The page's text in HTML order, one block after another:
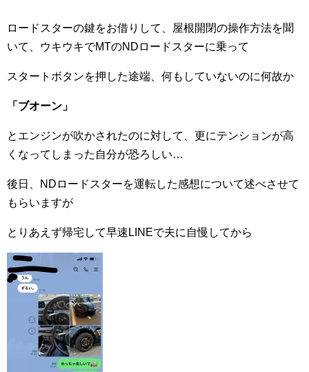
ロードスターの鍵をお借りして、屋根開閉の操作方法を聞
いて、ウキウキでMTのNDロードスターに乗って
スタートボタンを押した途端、何もしていないのに何故か
「ブオーン」
とエンジンが吹かされたのに対して、更にテンションが高
くなってしまった自分が恐ろしい…
後日、NDロードスターを運転した感想について述べさせて
もらいますが
とりあえず帰宅して早速LINEで夫に自慢してから